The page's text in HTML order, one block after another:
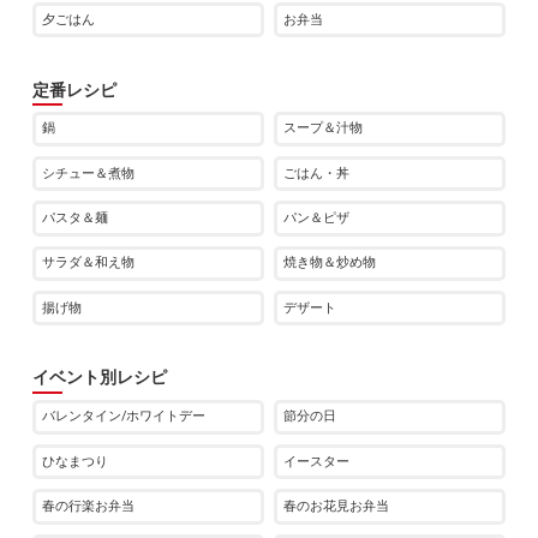
夕ごはん お弁当
定番レシピ
鍋 スープ＆汁物
シチュー＆煮物 ごはん・丼
パスタ＆麺 パン＆ピザ
サラダ＆和え物 焼き物＆炒め物
揚げ物 デザート
イベント別レシピ
バレンタイン/ホワイトデー 節分の日
ひなまつり イースター
春の行楽お弁当 春のお花見お弁当